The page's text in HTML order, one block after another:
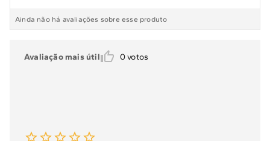
Ainda não há avaliações sobre esse produto
Avaliação mais útil 0votos